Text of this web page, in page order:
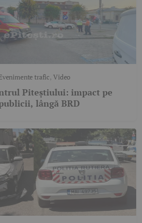
trafic,Video
Piteștiului: impact pe
lângă BRD